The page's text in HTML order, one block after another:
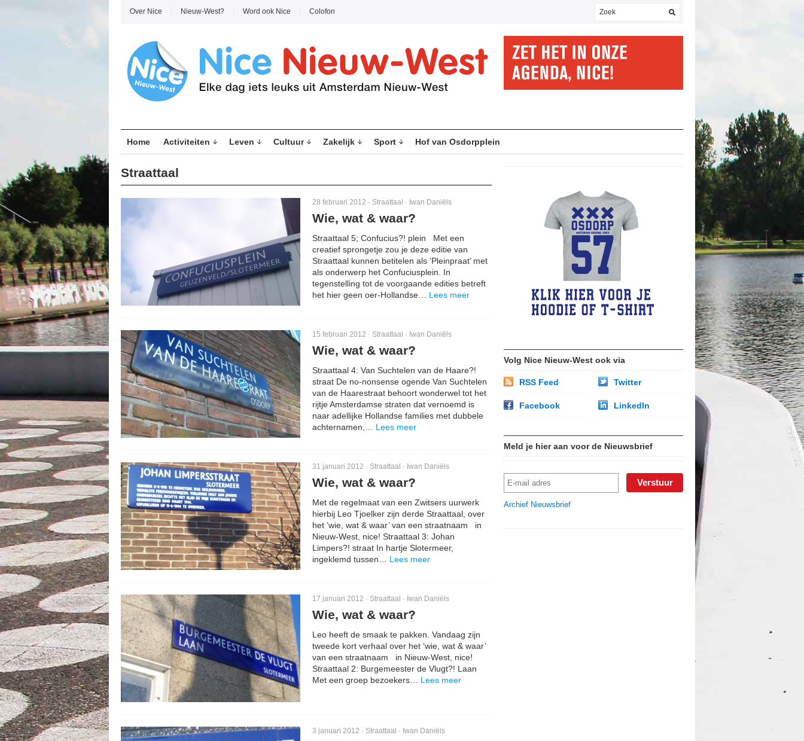
Over Nice Nieuw-West? Word ook Nice Colofon
Home Activiteiten Leven Cultuur Zakelijk Sport Hof van Osdorpplein
Straattaal
28 februari 2012 · Straattaal · Iwan Daniëls
Wie, wat & waar?
Straattaal 5; Confucius?! plein Met een
creatief sprongetje zou je deze editie van
Straattaal kunnen betitelen als ‘Pleinpraat’ met
als onderwerp het Confuciusplein. In
tegenstelling tot de voorgaande edities betreft
het hier geen oer-Hollandse… Lees meer
15 februari 2012 · Straattaal · Iwan Daniëls
Wie, wat & waar?
Straattaal 4: Van Suchtelen van de Haare?!
straat De no-nonsense ogende Van Suchtelen
van de Haarestraat behoort wonderwel tot het
rijtje Amsterdamse straten dat vernoemd is
naar adellijke Hollandse families met dubbele
achternamen,… Lees meer
31 januari 2012 · Straattaal · Iwan Daniëls
Wie, wat & waar?
Met de regelmaat van een Zwitsers uurwerk
hierbij Leo Tjoelker zijn derde Straattaal, over
het ‘wie, wat & waar’ van een straatnaam in
Nieuw-West, nice! Straattaal 3: Johan
Limpers?! straat In hartje Slotermeer,
ingeklemd tussen… Lees meer
17 januari 2012 · Straattaal · Iwan Daniëls
Wie, wat & waar?
Leo heeft de smaak te pakken. Vandaag zijn
tweede kort verhaal over het ‘wie, wat & waar’
van een straatnaam in Nieuw-West, nice!
Straattaal 2: Burgemeester de Vlugt?! Laan
Met een groep bezoekers… Lees meer
3 januari 2012 · Straattaal · Iwan Daniëls
Volg Nice Nieuw-West ook via
RSS Feed Twitter
Facebook LinkedIn
Meld je hier aan voor de Nieuwsbrief
Archief Nieuwsbrief